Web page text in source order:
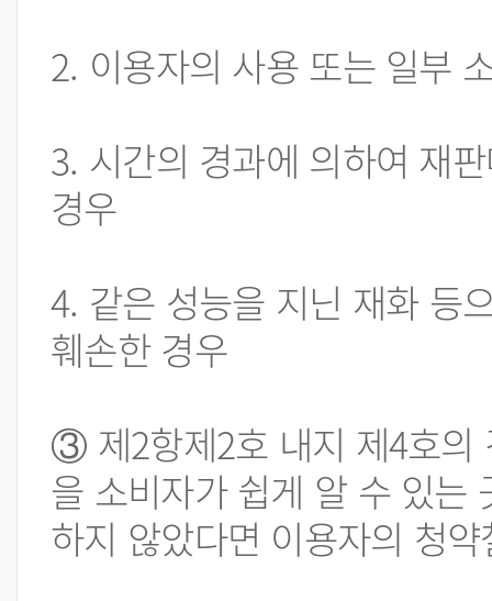
2. 이용자의 사용 또는 일부
3. 시간의 경과에 의하여 재
경우
4. 같은 성능을 지닌 재화 등
훼손한 경우
③ 제2항제2호 내지 제4호의
을 소비자가 쉽게 알 수 있는
하지 않았다면 이용자의 청